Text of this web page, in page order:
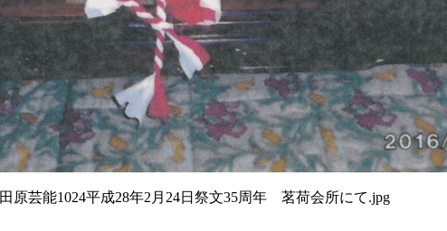
田原芸能1024平成28年2月24日祭文35周年 茗荷会所にて.jpg